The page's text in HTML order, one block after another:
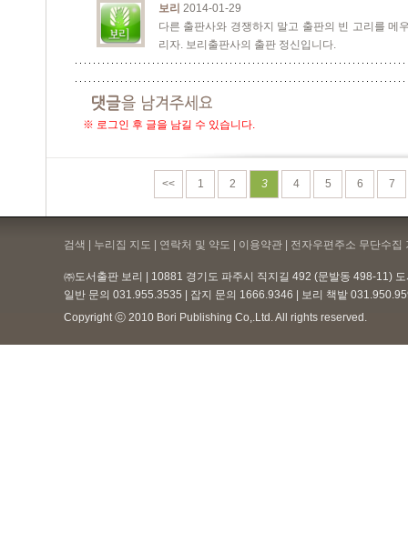
보리 2014-01-29
다른 출판사와 경쟁하지 말고 출판의 빈 고리를 메
리자. 보리출판사의 출판 정신입니다.
※ 로그인 후 글을 남길 수 있습니다.
<< 1 2 3 4 5 6 7
검색 | 누리집 지도 | 연락처 및 약도 | 이용약관 | 전자우편주소 무단수집
㈜도서출판 보리 | 10881 경기도 파주시 직지길 492 (문발동 498-11)
일반 문의 031.955.3535 | 잡지 문의 1666.9346 | 보리 책밭
Copyright ⓒ 2010 Bori Publishing Co,.Ltd. All rights reserved.